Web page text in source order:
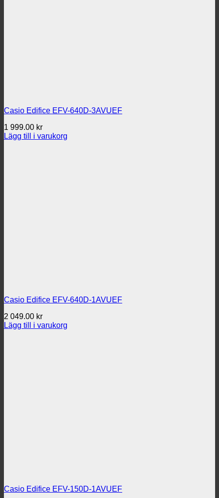
Casio Edifice EFV-640D-3AVUEF
1 999.00 kr
Lägg till i varukorg
Casio Edifice EFV-640D-1AVUEF
2 049.00 kr
Lägg till i varukorg
Casio Edifice EFV-150D-1AVUEF